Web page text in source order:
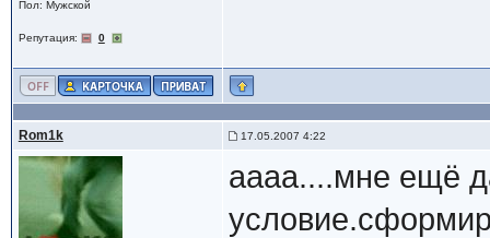
Пол: Мужской
Репутация: 0
Rom1k 17.05.2007 4:22
аааа....мне ещё